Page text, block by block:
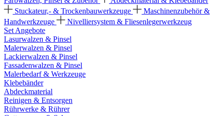
Stuckateur,- & Trockenbauwerkzeuge
Maschinenzubehör &
Handwerkzeuge
Nivelliersystem & Fliesenlegerwerkzeug
Set Angebote
Lasurwalzen & Pinsel
Malerwalzen & Pinsel
Lackierwalzen & Pinsel
Fassadenwalzen & Pinsel
Malerbedarf & Werkzeuge
Klebebänder
Abdeckmaterial
Reinigen & Entsorgen
Rührwerke & Rührer